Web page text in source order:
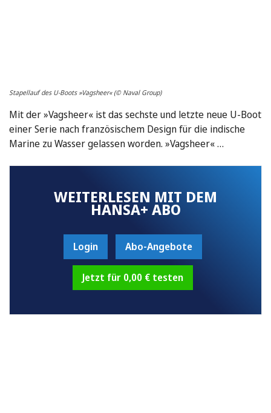
Stapellauf des U-Boots »Vagsheer« (© Naval Group)
Mit der »Vagsheer« ist das sechste und letzte neue U-Boot
einer Serie nach französischem Design für die indische
Marine zu Wasser gelassen worden. »Vagsheer« …
WEITERLESEN MIT DEM
HANSA+ ABO
Login Abo-Angebote
Jetzt für 0,00 € testen